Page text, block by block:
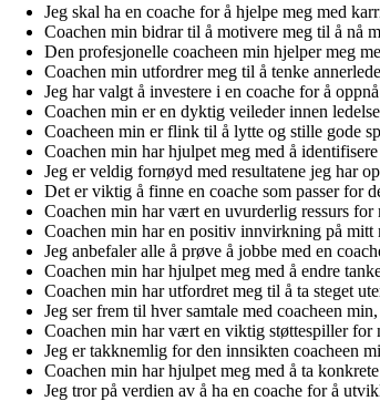
Jeg skal ha en coache for å hjelpe meg med
Coachen min bidrar til å motivere meg til å nå
Den profesjonelle coacheen min hjelper meg
Coachen min utfordrer meg til å tenke
Jeg har valgt å investere i en coache for å oppnå
Coachen min er en dyktig veileder innen
Coacheen min er flink til å lytte og stille gode
Coachen min har hjulpet meg med å
Jeg er veldig fornøyd med resultatene jeg har
Det er viktig å finne en coache som passer for
Coachen min har vært en uvurderlig ressurs for
Coachen min har en positiv innvirkning på mitt
Jeg anbefaler alle å prøve å jobbe med en
Coachen min har hjulpet meg med å endre
Coachen min har utfordret meg til å ta steget
Jeg ser frem til hver samtale med coacheen
Coachen min har vært en viktig støttespiller for
Jeg er takknemlig for den innsikten coacheen
Coachen min har hjulpet meg med å ta
Jeg tror på verdien av å ha en coache for å